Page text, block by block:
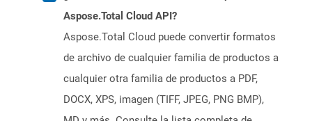
Aspose.Total Cloud API?
Aspose.Total Cloud puede convertir formatos
de archivo de cualquier familia de productos a
cualquier otra familia de productos a PDF,
DOCX, XPS, imagen (TIFF, JPEG, PNG BMP),